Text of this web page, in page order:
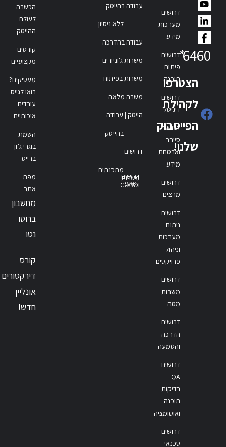
6460
*
הצטרפו
לקהילת
הפייסבוק
שלנו!
דרושים
מערכות
מידע
דרושים
פיתוח
תוכנה
דרושים
דיגיטל
דרושים
סייבר
ואבטחת
מידע
דרושים
מרצים
דרושים
ניתוח
מערכות
וניהול
פרויקטים
דרושים
משרות
מטה
דרושים
הדרכה
והטמעה
דרושים
QA
בדיקות
תוכנה
ואוטומציה
דרושים
טכנאי
עבודה בהייטק
ללא ניסיון
עבודה בהדרכה
משרות ג'וניורים
משרות בפיתוח
משרה מלאה
הייטק | עבודה
בהייטק
דרושים
מתכנתים
דרושים
סאפ
משרות
COBOL
הכשרה
לעולם
ההייטק
קורסים
מקצועיים
מעסיקים?
בואו לגייס
עובדים
איכותיים
השמת
בוגרי ג’ון
ברייס
מפת
אתר
מחשבון
ברוטו
נטו
קורס
דירקטורים
אונליין
חדש!